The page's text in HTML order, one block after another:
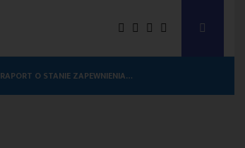
RAPORT O STANIE ZAPEWNIENIA…